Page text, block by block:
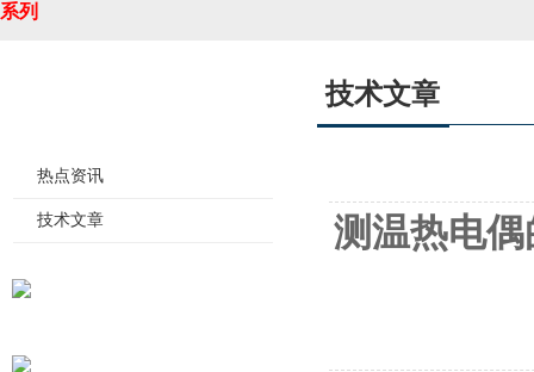
系列
热点资讯
技术文章
技术文章
测温热电